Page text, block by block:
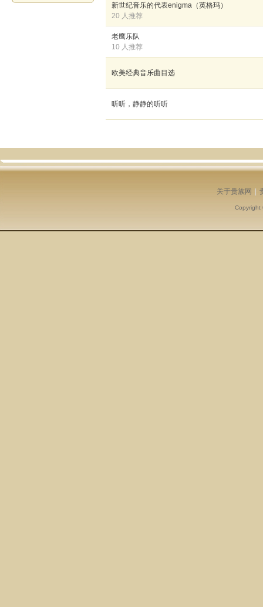
新世纪音乐的代表enigma（英格玛）
20 人推荐
老鹰乐队
10 人推荐
欧美经典音乐曲目选
听听，静静的听听
关于贵族网